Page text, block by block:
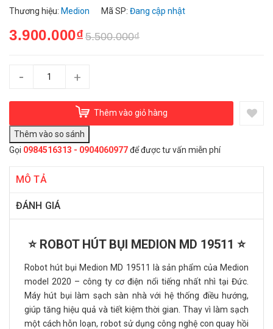
Thương hiệu: Medion Mã SP: Đang cập nhật
3.900.000₫5.500.000₫
- +
Thêm vào giỏ hàng
Gọi 0984516313 - 0904060977để được tư vấn miễn phí
MÔ TẢ
ĐÁNH GIÁ
⭐ ROBOT HÚT BỤI MEDION MD 19511 ⭐
Robot hút bụi Medion MD 19511 là sản phẩm của Medion
model 2020 – công ty cơ điện nổi tiếng nhất nhì tại Đức.
Máy hút bụi làm sạch sàn nhà với hệ thống điều hướng,
giúp tăng hiệu quả và tiết kiệm thời gian. Thay vì làm sạch
một cách hỗn loạn, robot sử dụng công nghệ con quay hồi